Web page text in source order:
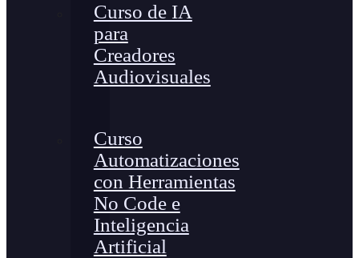
Curso de IA
para
Creadores
Audiovisuales
Curso
Automatizaciones
con Herramientas
No Code e
Inteligencia
Artificial